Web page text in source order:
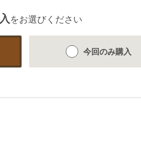
をお選びください
今回のみ購入